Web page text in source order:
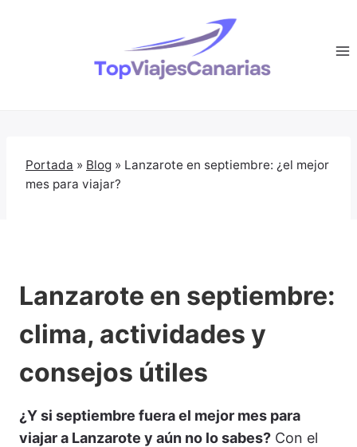
Portada » Blog » Lanzarote en septiembre: ¿el mejor
mes para viajar?
Lanzarote en septiembre:
clima, actividades y
consejos útiles
¿Y si septiembre fuera el mejor mes para
viajar a Lanzarote y aún no lo sabes? Con el